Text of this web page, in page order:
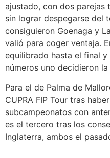
ajustado, con dos parejas
sin lograr despegarse del
consiguieron Goenaga y
valió para coger ventaja.
equilibrado hasta el final
números uno decidieron
Para el de Palma de
CUPRA FIP Tour tras
subcampeonatos con
es el tercero tras los
Inglaterra, ambos el